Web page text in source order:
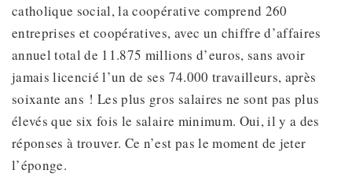
catholique social, la coopérative comprend 260
entreprises et coopératives, avec un chiffre d’affaires
annuel total de 11.875 millions d’euros, sans avoir
jamais licencié l’un de ses 74.000 travailleurs, après
soixante ans ! Les plus gros salaires ne sont pas plus
élevés que six fois le salaire minimum. Oui, il y a des
réponses à trouver. Ce n’est pas le moment de jeter
l’éponge.